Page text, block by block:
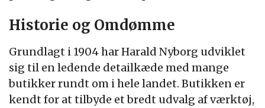
Historie og Omdømme
Grundlagt i 1904 har Harald Nyborg udviklet
sig til en ledende detailkæde med mange
butikker rundt om i hele landet. Butikken er
kendt for at tilbyde et bredt udvalg af værktøj,